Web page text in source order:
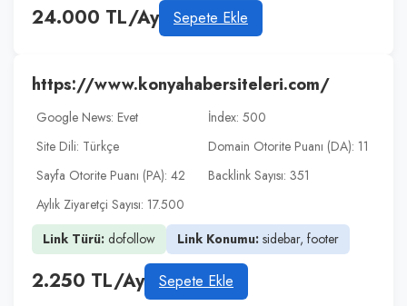
24.000 TL/Ay Sepete Ekle
https://www.konyahabersiteleri.com/
Google News: Evet
İndex: 500
Site Dili: Türkçe
Domain Otorite Puanı (DA): 11
Sayfa Otorite Puanı (PA): 42
Backlink Sayısı: 351
Aylık Ziyaretçi Sayısı: 17.500
Link Türü: dofollow Link Konumu: sidebar, footer
2.250 TL/Ay Sepete Ekle